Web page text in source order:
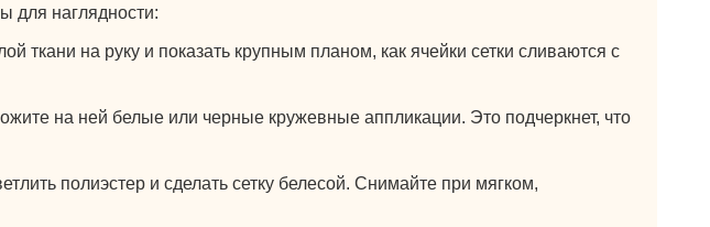
для наглядности:
на руку и показать крупным планом, как ячейки сетки сливаются с
на ней белые или черные кружевные аппликации. Это подчеркнет, что
полиэстер и сделать сетку белесой. Снимайте при мягком,